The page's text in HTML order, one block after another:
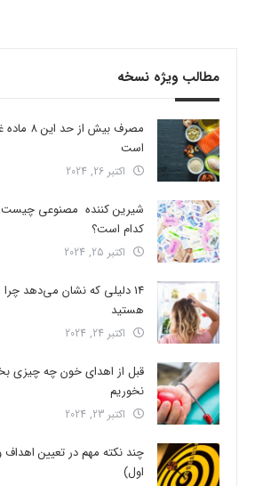
مطالب ویژه نسخه
مصرف
است
اکتبر 26, 2024
شیرین کننده مصنوعی
کدام است؟
اکتبر 25, 2024
14 دلیلی که نشان می‌دهد
هستید
اکتبر 24, 2024
قبل از اهدای خون چه چیزی
نخوریم
اکتبر 23, 2024
چند نکته مهم در تعیین
اول)